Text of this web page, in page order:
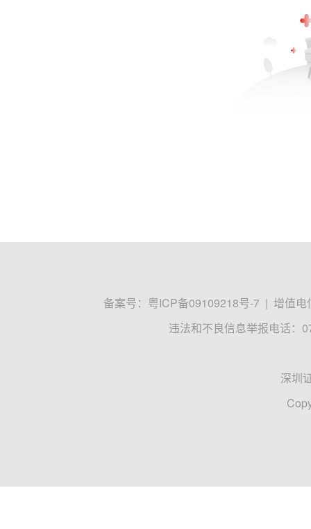
备案号： 粤ICP备09109218号-7 | 增值电
违法和不良信息举报电话：
深圳